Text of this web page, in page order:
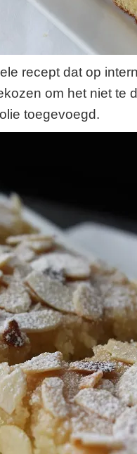
recept dat op
om het niet te
toegevoegd.